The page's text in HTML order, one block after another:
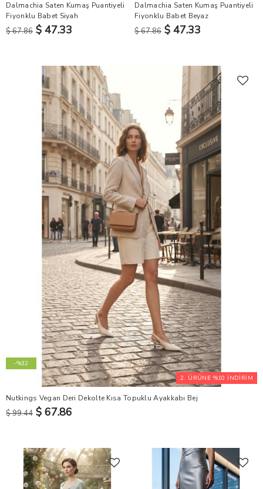
Dalmachia Saten Kumaş Puantiyeli
Fiyonklu Babet Siyah
$ 67.86 $ 47.33
Dalmachia Saten Kumaş Puantiyeli
Fiyonklu Babet Beyaz
$ 67.86 $ 47.33
2. ÜRÜNE %10 İNDİRİM
-%32
Nutkings Vegan Deri Dekolte Kısa Topuklu Ayakkabı Bej
$ 99.44 $ 67.86